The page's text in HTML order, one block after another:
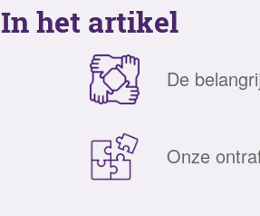
In het artikel
De
Onze